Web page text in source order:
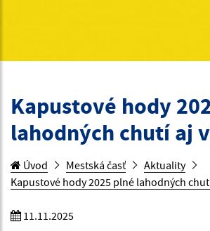
Kapustové hody
lahodných chutí aj
Úvod Mestská časť
Aktuality
Kapustové hody 2025 plné lahodných
11.11.2025